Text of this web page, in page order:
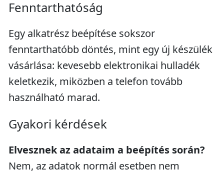
Fenntarthatóság
Egy alkatrész beépítése sokszor
fenntarthatóbb döntés, mint egy új készülék
vásárlása: kevesebb elektronikai hulladék
keletkezik, miközben a telefon tovább
használható marad.
Gyakori kérdések
Elvesznek az adataim a beépítés során?
Nem, az adatok normál esetben nem